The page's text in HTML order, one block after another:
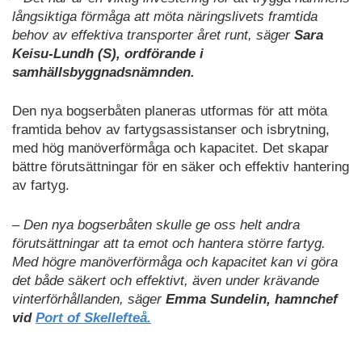
långsiktiga förmåga att möta näringslivets framtida
behov av effektiva transporter året runt, säger Sara
Keisu-Lundh (S), ordförande i
samhällsbyggnadsnämnden.
Den nya bogserbåten planeras utformas för att möta
framtida behov av fartygsassistanser och isbrytning,
med hög manöverförmåga och kapacitet. Det skapar
bättre förutsättningar för en säker och effektiv hantering
av fartyg.
– Den nya bogserbåten skulle ge oss helt andra
förutsättningar att ta emot och hantera större fartyg.
Med högre manöverförmåga och kapacitet kan vi göra
det både säkert och effektivt, även under krävande
vinterförhållanden, säger Emma Sundelin, hamnchef
vid Port of Skellefteå.